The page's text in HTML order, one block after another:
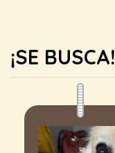
¡SE BUSCA!